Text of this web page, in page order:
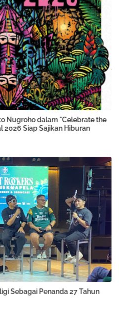
Nugroho dalam "Celebrate the
2026 Siap Sajikan Hiburan
Sebagai Penanda 27 Tahun